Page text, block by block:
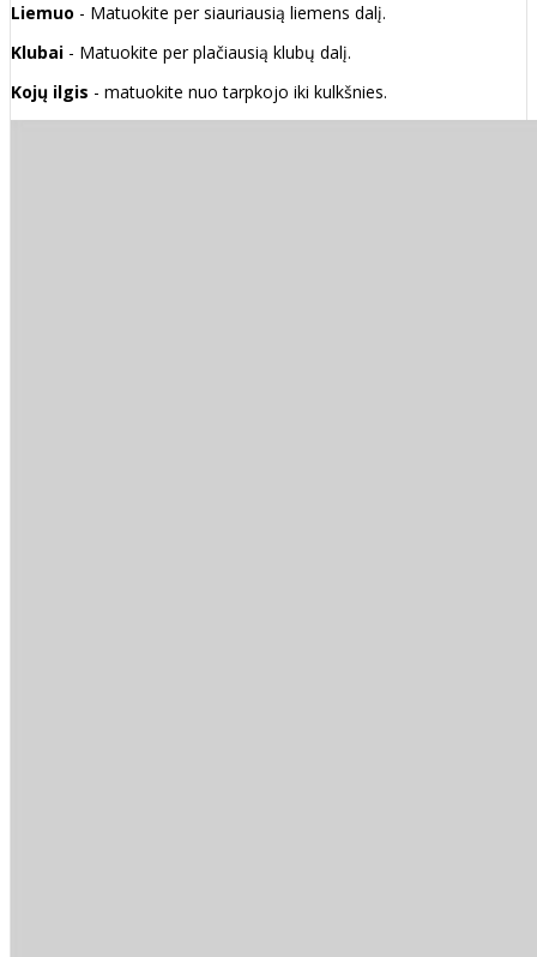
Liemuo - Matuokite per siauriausią liemens dalį.
Klubai - Matuokite per plačiausią klubų dalį.
Kojų ilgis - matuokite nuo tarpkojo iki kulkšnies.